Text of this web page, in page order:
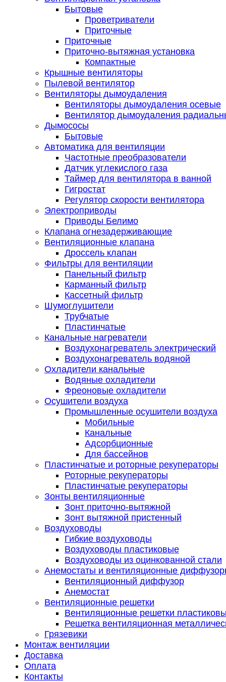
Бытовые
Проветриватели
Приточные
Приточные
Приточно-вытяжная установка
Компактные
Крышные вентиляторы
Пылевой вентилятор
Вентиляторы дымоудаления
Вентиляторы дымоудаления осевые
Вентилятор дымоудаления
Дымососы
Бытовые
Автоматика для вентиляции
Частотные преобразователи
Датчик углекислого газа
Таймер для вентилятора в ванной
Гигростат
Регулятор скорости вентилятора
Электроприводы
Приводы Белимо
Клапана огнезадерживающие
Вентиляционные клапана
Дроссель клапан
Фильтры для вентиляции
Панельный фильтр
Карманный фильтр
Кассетный фильтр
Шумоглушители
Трубчатые
Пластинчатые
Канальные нагреватели
Воздухонагреватель электрический
Воздухонагреватель водяной
Охладители канальные
Водяные охладители
Фреоновые охладители
Осушители воздуха
Промышленные осушители воздуха
Мобильные
Канальные
Адсорбционные
Для бассейнов
Пластинчатые и роторные рекуператоры
Роторные рекуператоры
Пластинчатые рекуператоры
Зонты вентиляционные
Зонт приточно-вытяжной
Зонт вытяжной пристенный
Воздуховоды
Гибкие воздуховоды
Воздуховоды пластиковые
Воздуховоды из оцинкованной стали
Анемостаты и вентиляционные
Вентиляционный диффузор
Анемостат
Вентиляционные решетки
Вентиляционные решетки
Решетка вентиляционная
Грязевики
Монтаж вентиляции
Доставка
Оплата
Контакты